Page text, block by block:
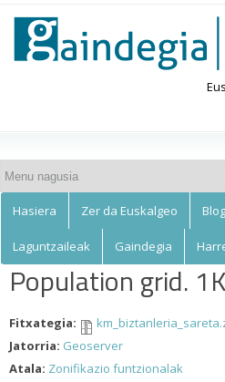
main
content
Euskalgeo
Hasiera Zer da Euskalgeo
Laguntzaileak Gaindegia
Population grid.
Fitxategia:
Jatorria: Geoserver
Atala: Zonifikazio funtzionalak